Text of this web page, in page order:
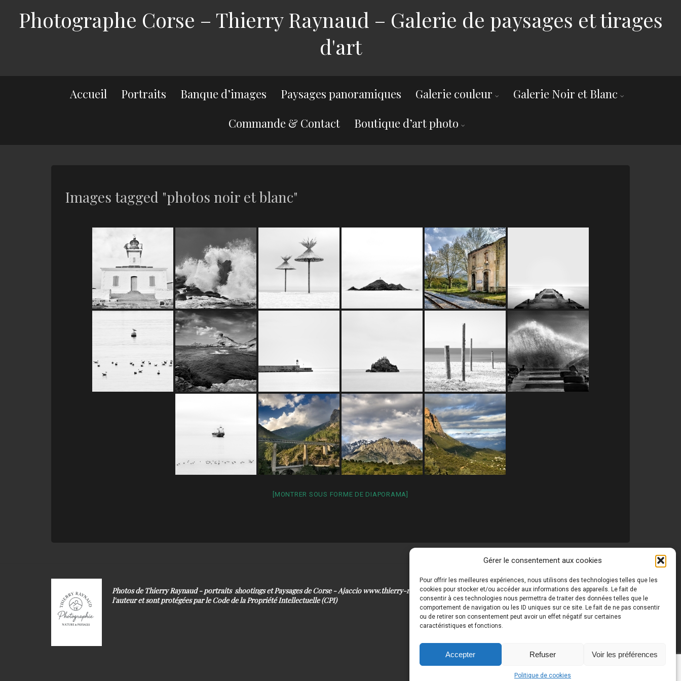
Gérer le consentement aux cookies
Pour offrir les meilleures expériences, nous utilisons des technologies telles que les
cookies pour stocker et/ou accéder aux informations des appareils. Le fait de
consentir à ces technologies nous permettra de traiter des données telles que le
comportement de navigation ou les ID uniques sur ce site. Le fait de ne pas consentir
ou de retirer son consentement peut avoir un effet négatif sur certaines
caractéristiques et fonctions.
Accepter Refuser Voir les préférences
Politique de cookies
Photographe Corse – Thierry Raynaud – Galerie de paysages et tirages
d'art
Accueil Portraits Banque d’images Paysages panoramiques Galerie couleur
Galerie Noir et Blanc
Commande & Contact
Boutique d’art photo
Images tagged "photos noir et blanc"
[MONTRER SOUS FORME DE DIAPORAMA]
Photos de Thierry Raynaud - portraits shootings et Paysages de Corse - Ajaccio www.thierry-raynaud.com © Toutes les photos de ce site sont la propriété de
l'auteur et sont protégées par le Code de la Propriété Intellectuelle (CPI)